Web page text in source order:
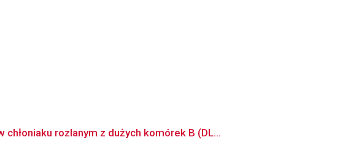
rozlanym z dużych komórek B (DL...